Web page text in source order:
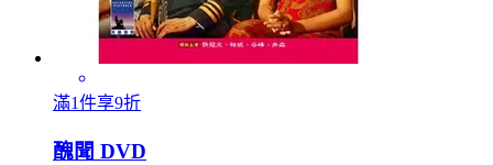
滿1件享9折
醜聞 DVD